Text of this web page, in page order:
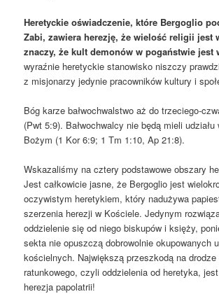
Heretyckie oświadczenie, które Bergoglio
Zabi, zawiera herezję, że wielość religii jest
znaczy, że kult demonów w pogaństwie jest
wyraźnie heretyckie stanowisko niszczy
z misjonarzy jedynie pracowników kultury i
Bóg karze bałwochwalstwo aż do trzeciego-
(Pwt 5:9). Bałwochwalcy nie będą mieli
Bożym (1 Kor 6:9; 1 Tm 1:10, Ap 21:8).
Wskazaliśmy na cztery podstawowe obszary
Jest całkowicie jasne, że Bergoglio jest
oczywistym heretykiem, który nadużywa
szerzenia herezji w Kościele. Jedynym
oddzielenie się od niego biskupów i księży,
sekta nie opuszczą dobrowolnie okupowanych
kościelnych. Największą przeszkodą na
ratunkowego, czyli oddzielenia od heretyka,
herezja papolatrii!